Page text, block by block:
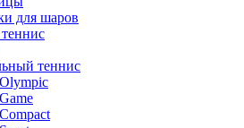
для шаров
теннис